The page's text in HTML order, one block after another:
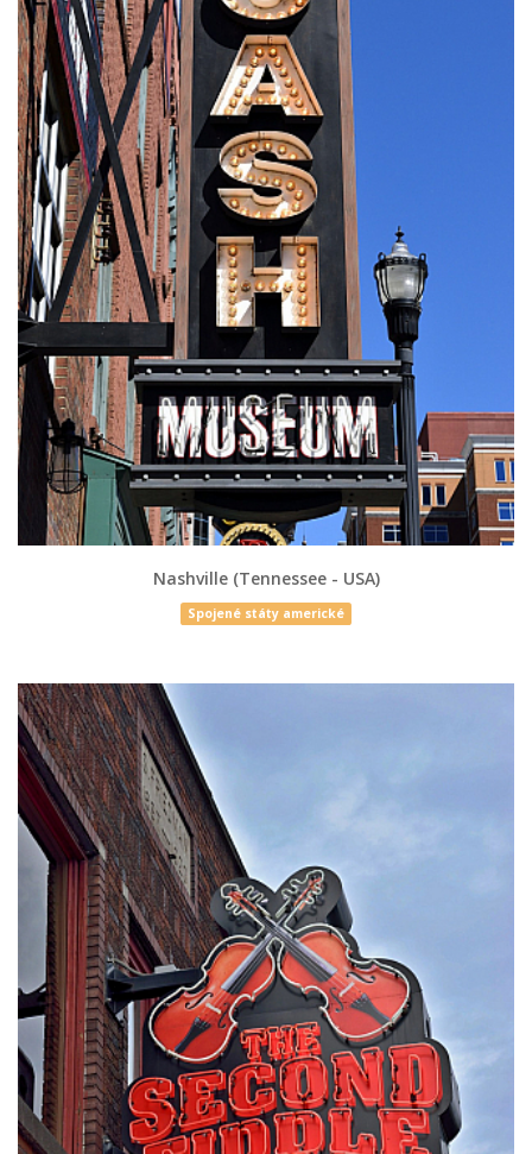
Nashville (Tennessee - USA)
Spojené státy americké